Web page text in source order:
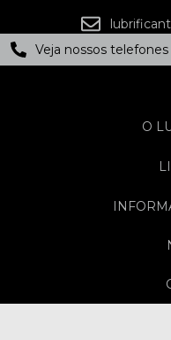
Veja nossos telefones
O